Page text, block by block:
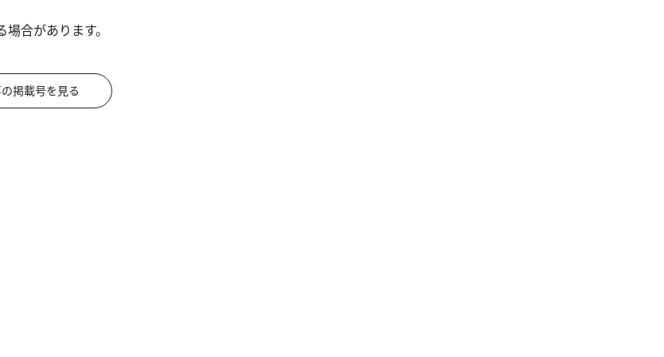
合があります。
掲載号を見る